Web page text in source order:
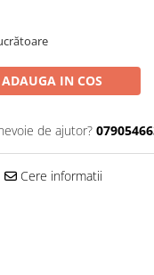
ADAUGA IN COS
de ajutor?
Cere informatii